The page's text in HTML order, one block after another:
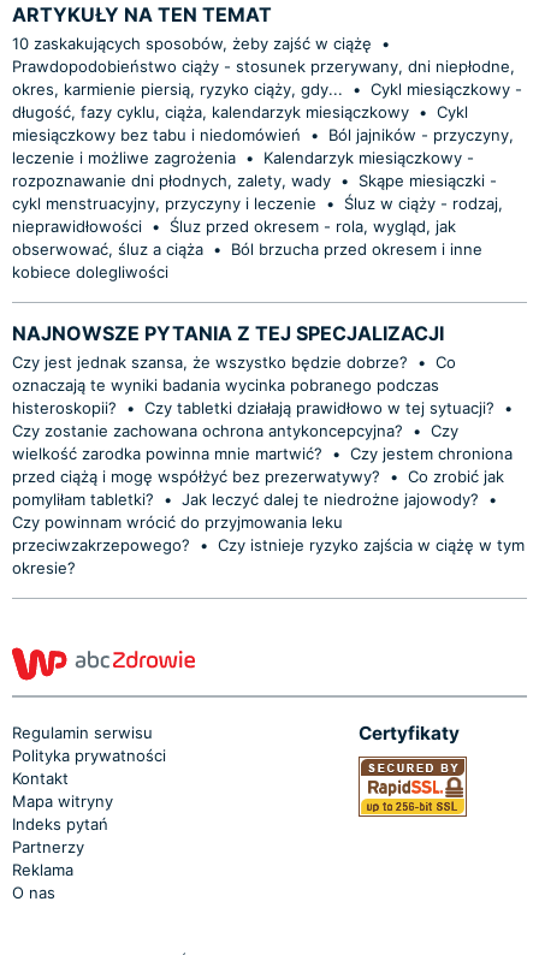
ARTYKUŁY NA TEN TEMAT
10 zaskakujących sposobów, żeby zajść w ciążę
•
Prawdopodobieństwo ciąży - stosunek przerywany, dni niepłodne,
okres, karmienie piersią, ryzyko ciąży, gdy...
• Cykl miesiączkowy -
długość, fazy cyklu, ciąża, kalendarzyk miesiączkowy • Cykl
miesiączkowy bez tabu i niedomówień
•
Ból jajników - przyczyny,
leczenie i możliwe zagrożenia •
Kalendarzyk miesiączkowy -
rozpoznawanie dni płodnych, zalety, wady •
Skąpe miesiączki -
cykl menstruacyjny, przyczyny i leczenie
•
Śluz w ciąży - rodzaj,
nieprawidłowości •
Śluz przed okresem - rola, wygląd, jak
obserwować, śluz a ciąża •
Ból brzucha przed okresem i inne
kobiece dolegliwości
NAJNOWSZE PYTANIA Z TEJ SPECJALIZACJI
Czy jest jednak szansa, że wszystko będzie dobrze? • Co
oznaczają te wyniki badania wycinka pobranego podczas
histeroskopii?
• Czy tabletki działają prawidłowo w tej sytuacji?
•
Czy zostanie zachowana ochrona antykoncepcyjna?
• Czy
wielkość zarodka powinna mnie martwić?
• Czy jestem chroniona
przed ciążą i mogę współżyć bez prezerwatywy?
• Co zrobić jak
pomyliłam tabletki?
• Jak leczyć dalej te niedrożne jajowody?
•
Czy powinnam wrócić do przyjmowania leku
przeciwzakrzepowego?
• Czy istnieje ryzyko zajścia w ciążę w tym
okresie?
Regulamin serwisu
Polityka prywatności
Kontakt
Mapa witryny
Indeks pytań
Partnerzy
Reklama
O nas
Certyfikaty